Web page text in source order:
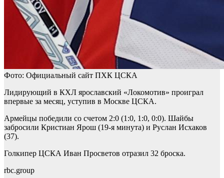
Фото: Официальный сайт ПХК ЦСКА
Лидирующий в КХЛ ярославский «Локомотив» проиграл
впервые за месяц, уступив в Москве ЦСКА.
Армейцы победили со счетом 2:0 (1:0, 1:0, 0:0). Шайбы
забросили Кристиан Ярош (19-я минута) и Руслан Исхаков
(37).
Голкипер ЦСКА Иван Просветов отразил 32 броска.
rbc.group